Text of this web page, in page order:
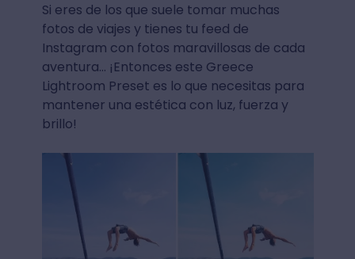
Si eres de los que suele tomar muchas
fotos de viajes y tienes tu feed de
Instagram con fotos maravillosas de cada
aventura… ¡Entonces este Greece
Lightroom Preset es lo que necesitas para
mantener una estética con luz, fuerza y
brillo!